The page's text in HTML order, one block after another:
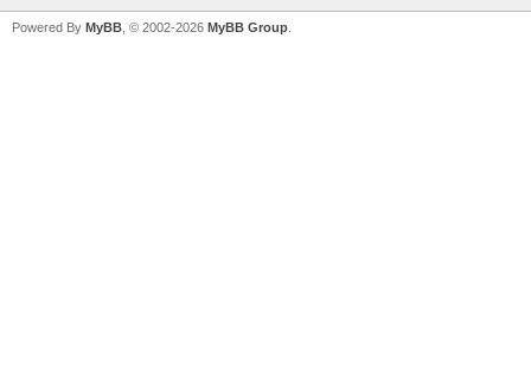
Powered By MyBB , © 2002-2026 MyBB Group